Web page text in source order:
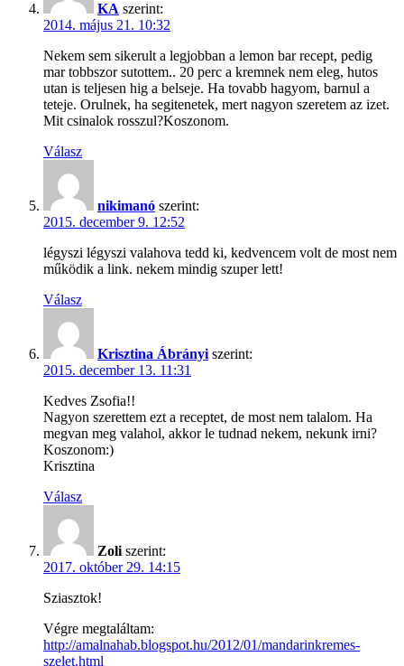
KA szerint:
2014. május 21. 10:32
Nekem sem sikerult a legjobban a lemon bar recept, pedig
mar tobbszor sutottem.. 20 perc a kremnek nem eleg, hutos
utan is teljesen hig a belseje. Ha tovabb hagyom, barnul a
teteje. Orulnek, ha segitenetek, mert nagyon szeretem az izet.
Mit csinalok rosszul?Koszonom.
Válasz
nikimanó szerint:
2015. december 9. 12:52
légyszi légyszi valahova tedd ki, kedvencem volt de most nem
működik a link. nekem mindig szuper lett!
Válasz
Krisztina Ábrányi szerint:
2015. december 13. 11:31
Kedves Zsofia!!
Nagyon szerettem ezt a receptet, de most nem talalom. Ha
megvan meg valahol, akkor le tudnad nekem, nekunk irni?
Koszonom:)
Krisztina
Válasz
Zoli szerint:
2017. október 29. 14:15
Sziasztok!
Végre megtaláltam:
http://amalnahab.blogspot.hu/2012/01/mandarinkremes-
szelet.html